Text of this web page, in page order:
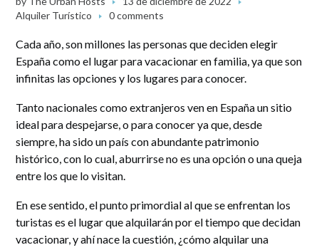
Alquiler Turístico
0 comments
Cada año, son millones las personas que deciden elegir
España como el lugar para vacacionar en familia, ya que son
infinitas las opciones y los lugares para conocer.
Tanto nacionales como extranjeros ven en España un sitio
ideal para despejarse, o para conocer ya que, desde
siempre, ha sido un país con abundante patrimonio
histórico, con lo cual, aburrirse no es una opción o una queja
entre los que lo visitan.
En ese sentido, el punto primordial al que se enfrentan los
turistas es el lugar que alquilarán por el tiempo que decidan
vacacionar, y ahí nace la cuestión, ¿cómo alquilar una